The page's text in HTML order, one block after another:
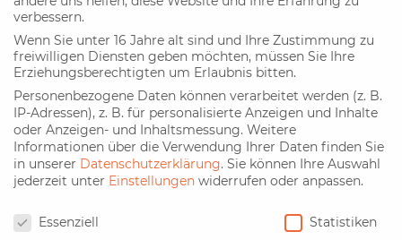
gesamte Gemeindegebiet.
Plakatwerbung in Neuried - so einfach
zu buchen
In Neuried stehen Ihnen
16 CLP-Vitrinen als
verbessern.
Wenn Sie unter 16 Jahre alt sind und Ihre Zustimmung zu
freiwilligen Diensten geben möchten, müssen Sie Ihre
Erziehungsberechtigten um Erlaubnis bitten.
Personenbezogene Daten können verarbeitet werden (z. B.
IP-Adressen), z. B. für personalisierte Anzeigen und Inhalte
oder Anzeigen- und Inhaltsmessung. Weitere
Informationen über die Verwendung Ihrer Daten finden Sie
in unserer Datenschutzerklärung. Sie können Ihre Auswahl
jederzeit unter Einstellungen widerrufen oder anpassen.
Essenziell Statistiken